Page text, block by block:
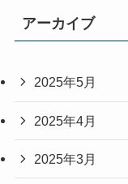
アーカイブ
2025年5月
2025年4月
2025年3月